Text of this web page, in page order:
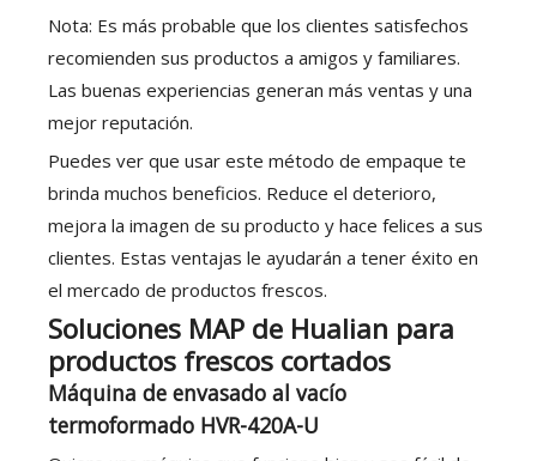
Nota: Es más probable que los clientes satisfechos
recomienden sus productos a amigos y familiares.
Las buenas experiencias generan más ventas y una
mejor reputación.
Puedes ver que usar este método de empaque te
brinda muchos beneficios. Reduce el deterioro,
mejora la imagen de su producto y hace felices a sus
clientes. Estas ventajas le ayudarán a tener éxito en
el mercado de productos frescos.
Soluciones MAP de Hualian para
productos frescos cortados
Máquina de envasado al vacío
termoformado HVR-420A-U